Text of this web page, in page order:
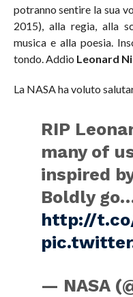
potranno sentire la sua
2015), alla regia, alla
musica e alla poesia.
tondo. Addio Leonard
La NASA ha voluto
RIP
many of
inspired
Boldly
http://
— NASA